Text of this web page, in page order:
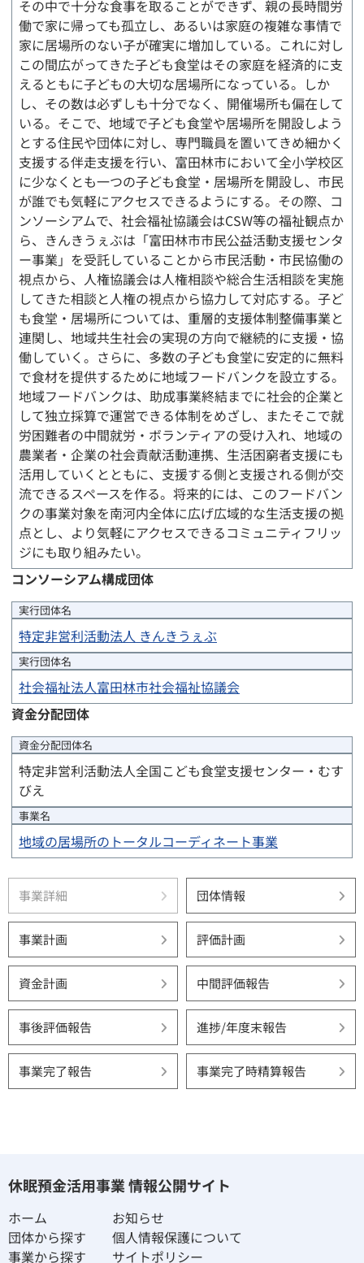
その中で十分な食事を取ることができず、親の長時間労
働で家に帰っても孤立し、あるいは家庭の複雑な事情で
家に居場所のない子が確実に増加している。これに対し
この間広がってきた子ども食堂はその家庭を経済的に支
えるともに子どもの大切な居場所になっている。しか
し、その数は必ずしも十分でなく、開催場所も偏在して
いる。そこで、地域で子ども食堂や居場所を開設しよう
とする住民や団体に対し、専門職員を置いてきめ細かく
支援する伴走支援を行い、富田林市において全小学校区
に少なくとも一つの子ども食堂・居場所を開設し、市民
が誰でも気軽にアクセスできるようにする。その際、コ
ンソーシアムで、社会福祉協議会はCSW等の福祉観点か
ら、きんきうぇぶは「富田林市市民公益活動支援センタ
ー事業」を受託していることから市民活動・市民協働の
視点から、人権協議会は人権相談や総合生活相談を実施
してきた相談と人権の視点から協力して対応する。子ど
も食堂・居場所については、重層的支援体制整備事業と
連関し、地域共生社会の実現の方向で継続的に支援・協
働していく。さらに、多数の子ども食堂に安定的に無料
で食材を提供するために地域フードバンクを設立する。
地域フードバンクは、助成事業終結までに社会的企業と
して独立採算で運営できる体制をめざし、またそこで就
労困難者の中間就労・ボランティアの受け入れ、地域の
農業者・企業の社会貢献活動連携、生活困窮者支援にも
活用していくとともに、支援する側と支援される側が交
流できるスペースを作る。将来的には、このフードバン
クの事業対象を南河内全体に広げ広域的な生活支援の拠
点とし、より気軽にアクセスできるコミュニティフリッ
ジにも取り組みたい。
コンソーシアム構成団体
実行団体名
特定非営利活動法人 きんきうぇぶ
実行団体名
社会福祉法人富田林市社会福祉協議会
資金分配団体
資金分配団体名
特定非営利活動法人全国こども食堂支援センター・むす
びえ
事業名
地域の居場所のトータルコーディネート事業
事業詳細 団体情報
事業計画 評価計画
資金計画 中間評価報告
事後評価報告 進捗/年度末報告
事業完了報告 事業完了時精算報告
休眠預金活用事業 情報公開サイト
ホーム
団体から探す
事業から探す
お知らせ
個人情報保護について
サイトポリシー